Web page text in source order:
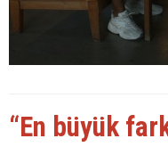
“En büyük